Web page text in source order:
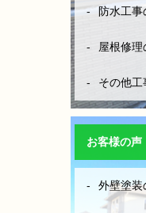
防水工事
屋根修理
その他工
お客様の声
外壁塗装